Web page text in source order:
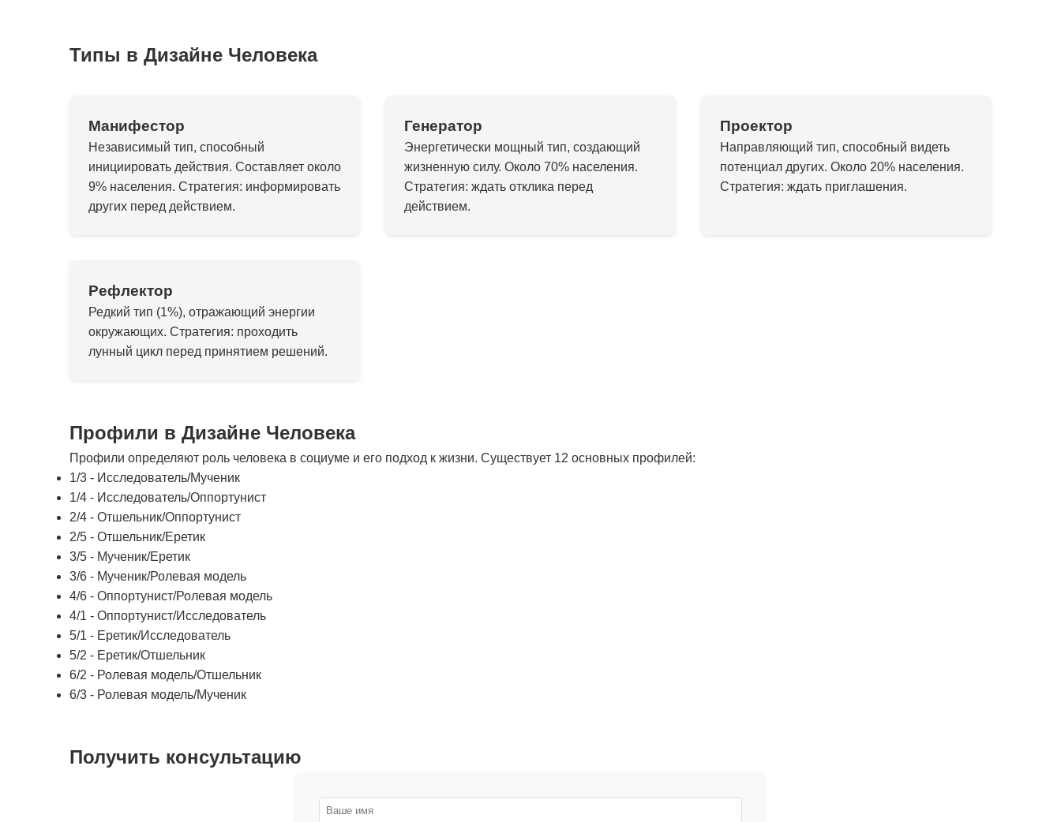
Типы в Дизайне Человека
Манифестор
Независимый тип, способный
инициировать действия. Составляет около
9% населения. Стратегия: информировать
других перед действием.
Генератор
Энергетически мощный тип, создающий
жизненную силу. Около 70% населения.
Стратегия: ждать отклика перед
действием.
Проектор
Направляющий тип, способный видеть
потенциал других. Около 20% населения.
Стратегия: ждать приглашения.
Рефлектор
Редкий тип (1%), отражающий энергии
окружающих. Стратегия: проходить
лунный цикл перед принятием решений.
Профили в Дизайне Человека
Профили определяют роль человека в социуме и его подход к жизни. Существует 12 основных профилей:
1/3 - Исследователь/Мученик
1/4 - Исследователь/Оппортунист
2/4 - Отшельник/Оппортунист
2/5 - Отшельник/Еретик
3/5 - Мученик/Еретик
3/6 - Мученик/Ролевая модель
4/6 - Оппортунист/Ролевая модель
4/1 - Оппортунист/Исследователь
5/1 - Еретик/Исследователь
5/2 - Еретик/Отшельник
6/2 - Ролевая модель/Отшельник
6/3 - Ролевая модель/Мученик
Получить консультацию